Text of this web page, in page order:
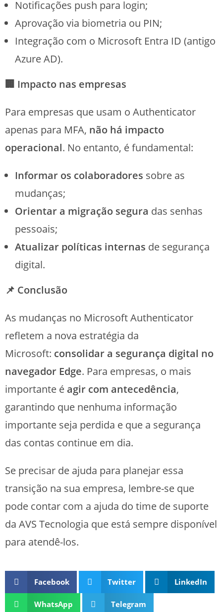
Notificações push para login;
Aprovação via biometria ou PIN;
Integração com o Microsoft Entra ID (antigo
Azure AD).
🏢 Impacto nas empresas
Para empresas que usam o Authenticator
apenas para MFA, não há impacto
operacional. No entanto, é fundamental:
Informar os colaboradores sobre as
mudanças;
Orientar a migração segura das senhas
pessoais;
Atualizar políticas internas de segurança
digital.
📌 Conclusão
As mudanças no Microsoft Authenticator
refletem a nova estratégia da
Microsoft: consolidar a segurança digital no
navegador Edge. Para empresas, o mais
importante é agir com antecedência,
garantindo que nenhuma informação
importante seja perdida e que a segurança
das contas continue em dia.
Se precisar de ajuda para planejar essa
transição na sua empresa, lembre-se que
pode contar com a ajuda do time de suporte
da AVS Tecnologia que está sempre disponível
para atendê-los.
Facebook Twitter LinkedIn
WhatsApp Telegram